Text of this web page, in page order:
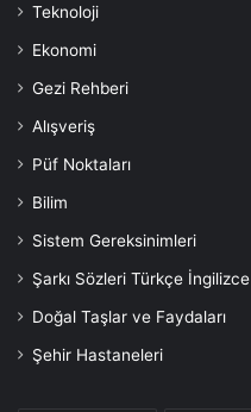
Teknoloji
Ekonomi
Gezi Rehberi
Alışveriş
Püf Noktaları
Bilim
Sistem Gereksinimleri
Şarkı Sözleri Türkçe İngilizce
Doğal Taşlar ve Faydaları
Şehir Hastaneleri